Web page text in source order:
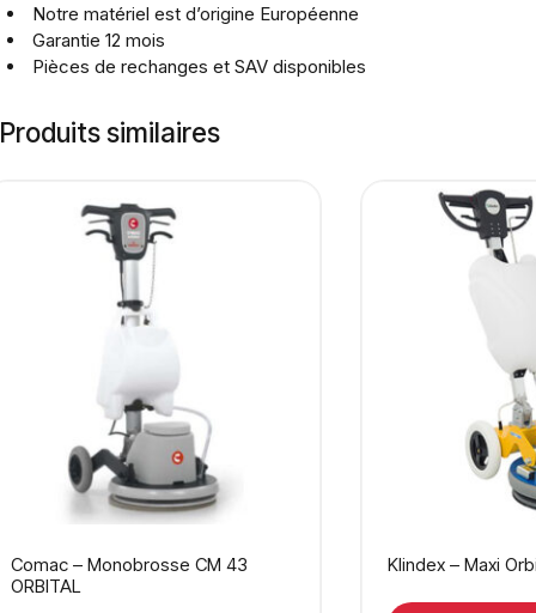
Notre matériel est d’origine Européenne
Garantie 12 mois
Pièces de rechanges et SAV disponibles
Produits similaires
Comac – Monobrosse CM 43
ORBITAL
Klindex – Maxi